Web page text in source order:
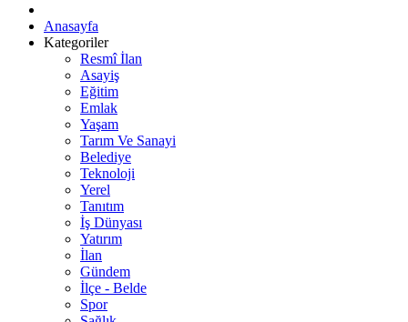
Anasayfa
Kategoriler
Resmî İlan
Asayiş
Eğitim
Emlak
Yaşam
Tarım Ve Sanayi
Belediye
Teknoloji
Yerel
Tanıtım
İş Dünyası
Yatırım
İlan
Gündem
İlçe - Belde
Spor